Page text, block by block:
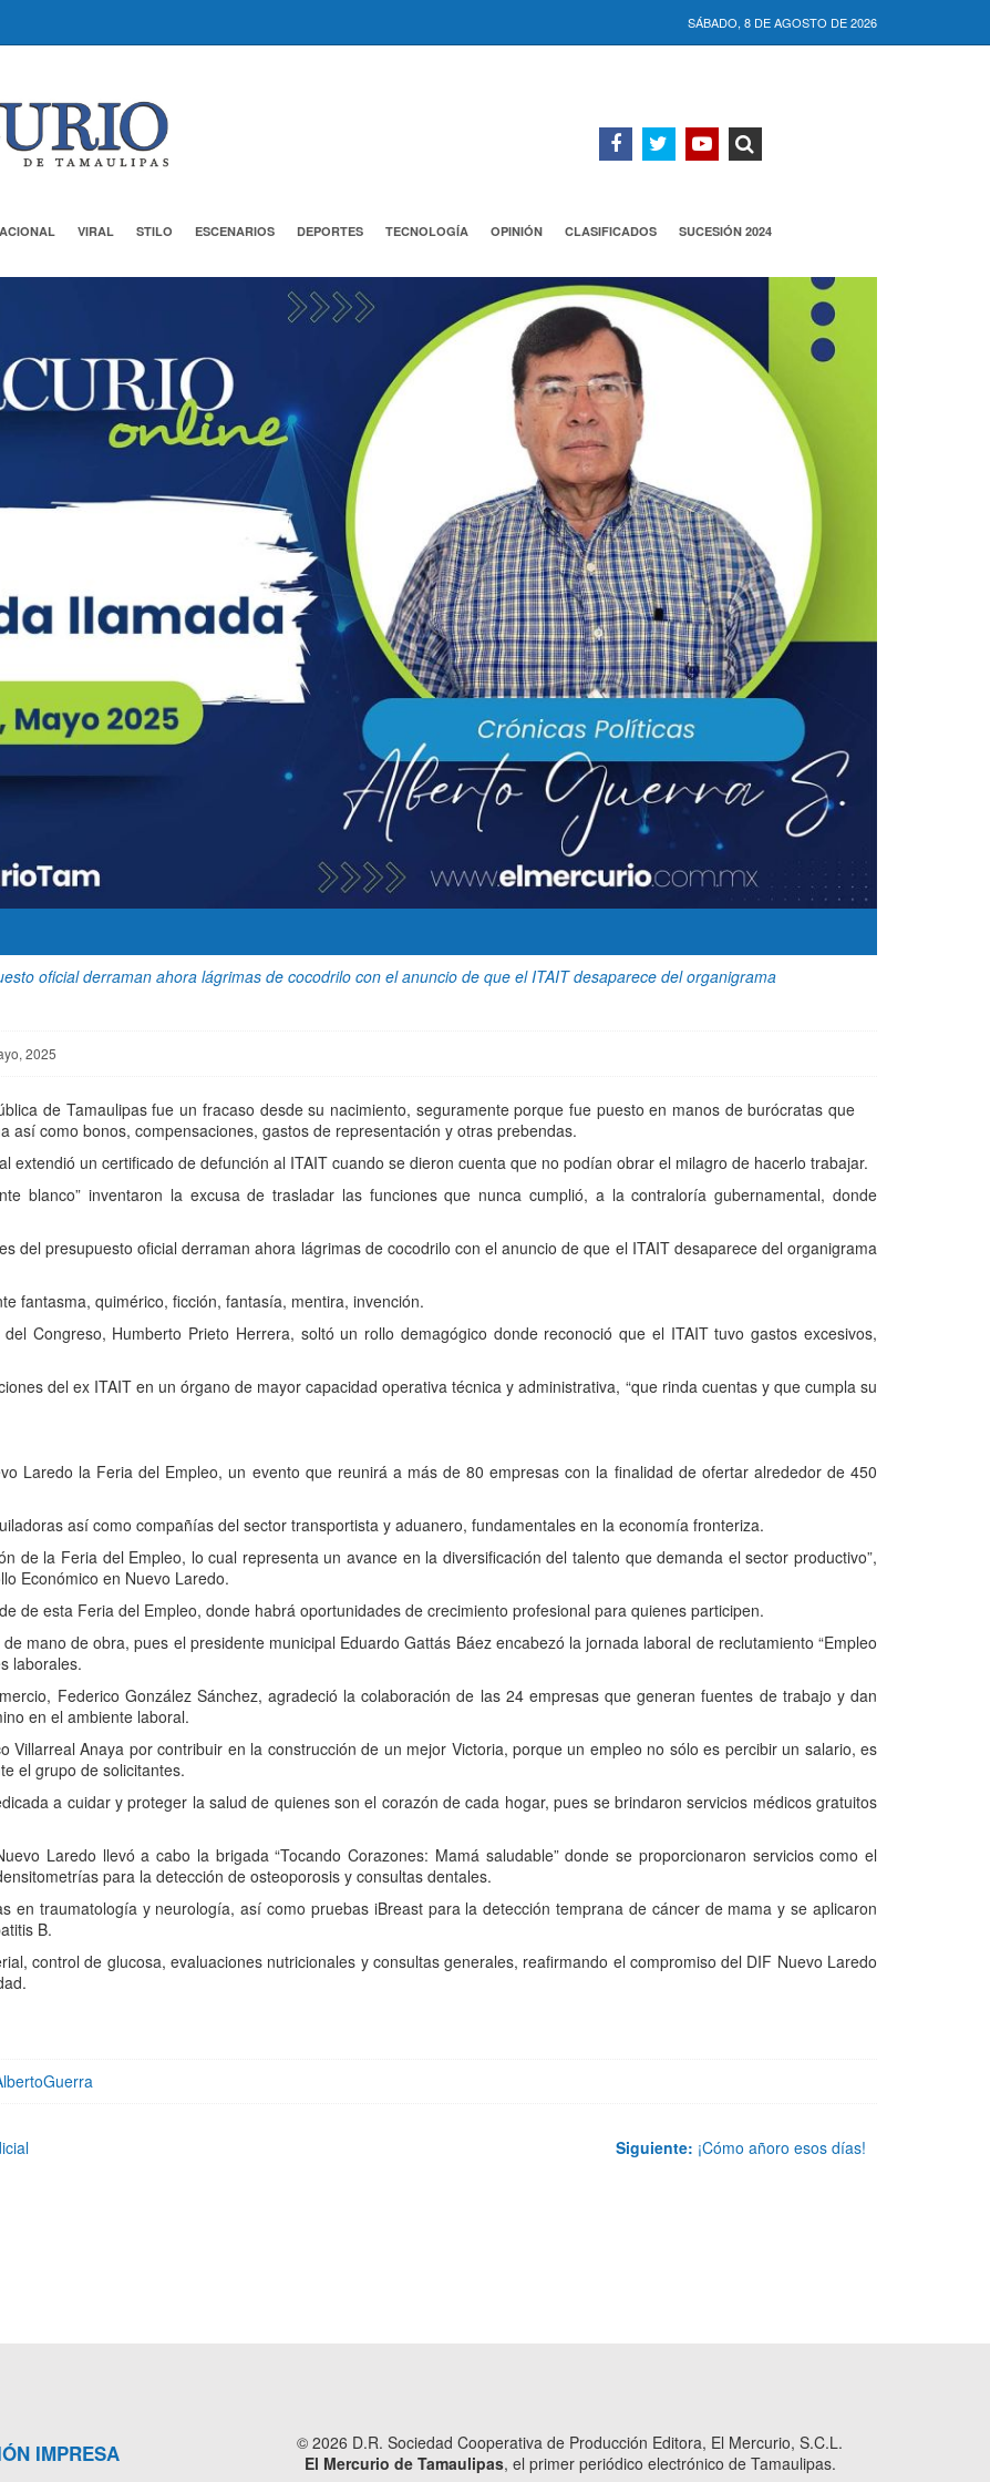
SÁBADO, 8 DE AGOSTO DE 2026
VIRAL STILO ESCENARIOS DEPORTES TECNOLOGÍA OPINIÓN CLASIFICADOS SUCESIÓN 2024
oficial derraman ahora lágrimas de cocodrilo con el anuncio de que el ITAIT desaparece del organigrama
2025
de Tamaulipas fue un fracaso desde su nacimiento, seguramente porque fue puesto en manos de burócratas que
así como bonos, compensaciones, gastos de representación y otras prebendas.
extendió un certificado de defunción al ITAIT cuando se dieron cuenta que no podían obrar el milagro de hacerlo trabajar.
blanco” inventaron la excusa de trasladar las funciones que nunca cumplió, a la contraloría gubernamental, donde
del presupuesto oficial derraman ahora lágrimas de cocodrilo con el anuncio de que el ITAIT desaparece del organigrama
fantasma, quimérico, ficción, fantasía, mentira, invención.
Congreso, Humberto Prieto Herrera, soltó un rollo demagógico donde reconoció que el ITAIT tuvo gastos excesivos,
del ex ITAIT en un órgano de mayor capacidad operativa técnica y administrativa, “que rinda cuentas y que cumpla su
Laredo la Feria del Empleo, un evento que reunirá a más de 80 empresas con la finalidad de ofertar alrededor de 450
así como compañías del sector transportista y aduanero, fundamentales en la economía fronteriza.
de la Feria del Empleo, lo cual representa un avance en la diversificación del talento que demanda el sector productivo”,
Económico en Nuevo Laredo.
de esta Feria del Empleo, donde habrá oportunidades de crecimiento profesional para quienes participen.
mano de obra, pues el presidente municipal Eduardo Gattás Báez encabezó la jornada laboral de reclutamiento “Empleo
laborales.
Federico González Sánchez, agradeció la colaboración de las 24 empresas que generan fuentes de trabajo y dan
en el ambiente laboral.
Villarreal Anaya por contribuir en la construcción de un mejor Victoria, porque un empleo no sólo es percibir un salario, es
el grupo de solicitantes.
a cuidar y proteger la salud de quienes son el corazón de cada hogar, pues se brindaron servicios médicos gratuitos
Laredo llevó a cabo la brigada “Tocando Corazones: Mamá saludable” donde se proporcionaron servicios como el
para la detección de osteoporosis y consultas dentales.
en traumatología y neurología, así como pruebas iBreast para la detección temprana de cáncer de mama y se aplicaron
B.
control de glucosa, evaluaciones nutricionales y consultas generales, reafirmando el compromiso del DIF Nuevo Laredo
Siguiente: ¡Cómo añoro esos días!
IMPRESA
© 2026 D.R. Sociedad Cooperativa de Producción Editora, El Mercurio, S.C.L.
El Mercurio de Tamaulipas, el primer periódico electrónico de Tamaulipas.